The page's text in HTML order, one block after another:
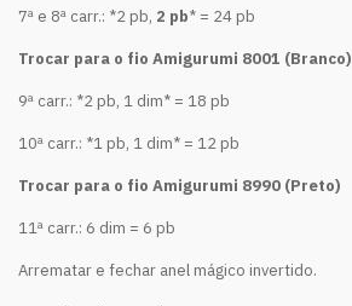
7ª e 8ª carr.: *2 pb, 2 pb* = 24 pb
Trocar para o fio Amigurumi 8001 (Branco)
9ª carr.: *2 pb, 1 dim* = 18 pb
10ª carr.: *1 pb, 1 dim* = 12 pb
Trocar para o fio Amigurumi 8990 (Preto)
11ª carr.: 6 dim = 6 pb
Arrematar e fechar anel mágico invertido.